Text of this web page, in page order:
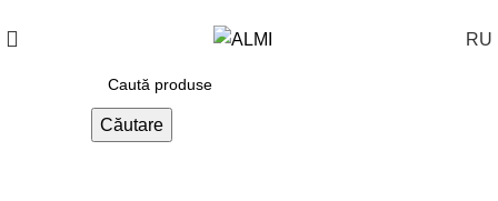
RU
Căutare